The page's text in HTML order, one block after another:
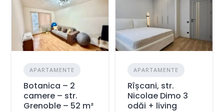
APARTAMENTE
Botanica – 2
camere – str.
Grenoble – 52 m²
APARTAMENTE
Rîșcani, str.
Nicolae Dimo 3
odăi + living